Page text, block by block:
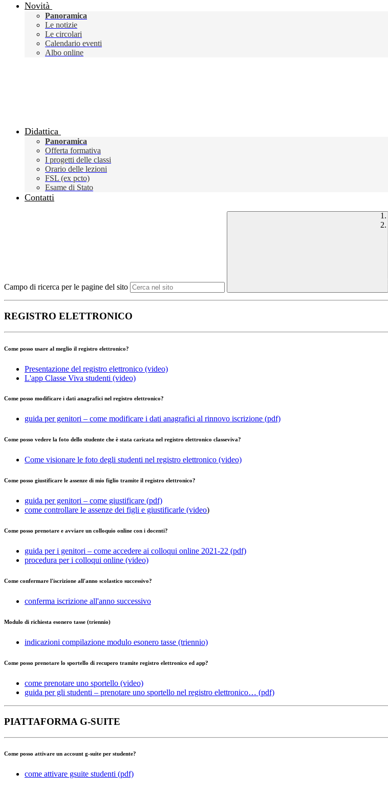
Novità
Panoramica
Le notizie
Le circolari
Calendario eventi
Albo online
Didattica
Panoramica
Offerta formativa
I progetti delle classi
Orario delle lezioni
FSL (ex pcto)
Esame di Stato
Contatti
Campo di ricerca per le pagine del sito
REGISTRO ELETTRONICO
Come posso usare al meglio il registro elettronico?
Presentazione del registro elettronico (video)
L'app Classe Viva studenti (video)
Come posso modificare i dati anagrafici nel registro elettronico?
guida per genitori – come modificare i dati anagrafici al rinnovo iscrizione (pdf)
Come posso vedere la foto dello studente che è stata caricata nel registro elettronico classeviva?
Come visionare le foto degli studenti nel registro elettronico (video)
Come posso giustificare le assenze di mio figlio tramite il registro elettronico?
guida per genitori – come giustificare (pdf)
come controllare le assenze dei figli e giustificarle (video)
Come posso prenotare e avviare un colloquio online con i docenti?
guida per i genitori – come accedere ai colloqui online 2021-22 (pdf)
procedura per i colloqui online (video)
Come confermare l'iscrizione all'anno scolastico successivo?
conferma iscrizione all'anno successivo
Modulo di richiesta esonero tasse (triennio)
indicazioni compilazione modulo esonero tasse (triennio)
Come posso prenotare lo sportello di recupero tramite registro elettronico ed app?
come prenotare uno sportello (video)
guida per gli studenti – prenotare uno sportello nel registro elettronico… (pdf)
PIATTAFORMA G-SUITE
Come posso attivare un account g-suite per studente?
come attivare gsuite studenti (pdf)